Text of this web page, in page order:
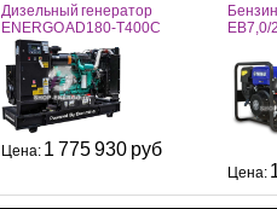
Дизельный генератор
ENERGO AD180-T400C
Цена: 1 775 930 руб
EB7,0/
Цена: